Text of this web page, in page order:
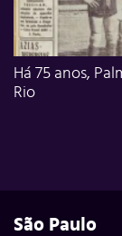
Há 75 anos,
Rio
São Paulo